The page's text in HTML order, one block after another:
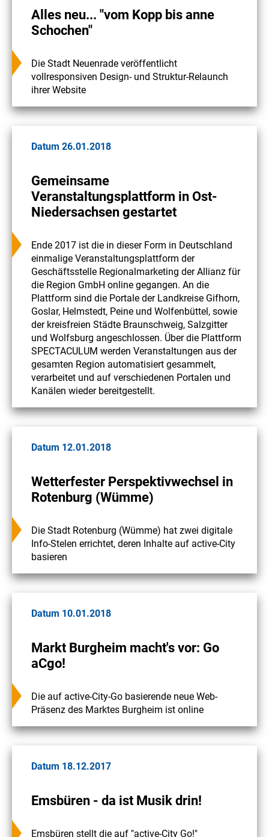
Alles neu... "vom Kopp bis anne
Schochen"
Die Stadt Neuenrade veröffentlicht
vollresponsiven Design- und Struktur-Relaunch
ihrer Website
Gemeinsame
Veranstaltungsplattform in Ost-
Niedersachsen gestartet
Datum 26.01.2018
Ende 2017 ist die in dieser Form in Deutschland
einmalige Veranstaltungsplattform der
Geschäftsstelle Regionalmarketing der Allianz für
die Region GmbH online gegangen. An die
Plattform sind die Portale der Landkreise Gifhorn,
Goslar, Helmstedt, Peine und Wolfenbüttel, sowie
der kreisfreien Städte Braunschweig, Salzgitter
und Wolfsburg angeschlossen. Über die Plattform
SPECTACULUM werden Veranstaltungen aus der
gesamten Region automatisiert gesammelt,
verarbeitet und auf verschiedenen Portalen und
Kanälen wieder bereitgestellt.
Wetterfester Perspektivwechsel in
Rotenburg (Wümme)
Datum 12.01.2018
Die Stadt Rotenburg (Wümme) hat zwei digitale
Info-Stelen errichtet, deren Inhalte auf active-City
basieren
Markt Burgheim macht's vor: Go
aCgo!
Datum 10.01.2018
Die auf active-City-Go basierende neue Web-
Präsenz des Marktes Burgheim ist online
Emsbüren - da ist Musik drin!
Datum 18.12.2017
Emsbüren stellt die auf "active-City Go!"